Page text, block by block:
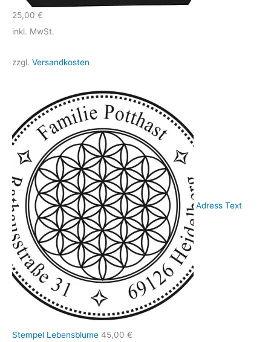
25,00 €
inkl. MwSt.
zzgl. Versandkosten
Adress Text
Stempel Lebensblume 45,00 €